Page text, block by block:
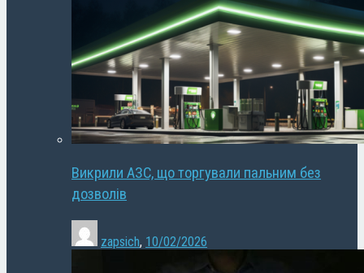
Викрили АЗС, що торгували пальним без
дозволів
zapsich, 10/02/2026